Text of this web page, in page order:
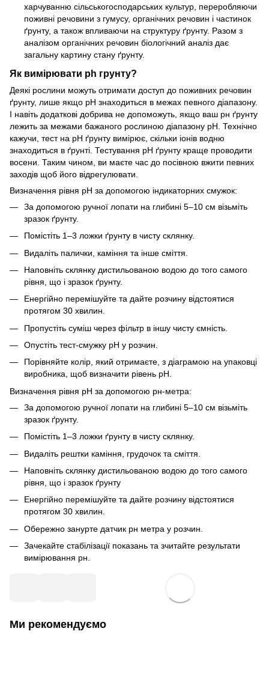
харчуванню сільськогосподарських культур, переробляючи
поживні речовини з гумусу, органічних речовин і частинок
ґрунту, а також впливаючи на структуру ґрунту. Разом з
аналізом органічних речовин біологічний аналіз дає
загальну картину стану ґрунту.
Як вимірювати ph грунту?
Деякі рослини можуть отримати доступ до поживних речовин
ґрунту, лише якщо рН знаходиться в межах певного діапазону.
І навіть додаткові добрива не допоможуть, якщо ваш рн ґрунту
лежить за межами бажаного рослиною діапазону рН. Технічно
кажучи, тест на рН ґрунту вимірює, скільки іонів водню
знаходиться в ґрунті. Тестування рН ґрунту краще проводити
восени. Таким чином, ви маєте час до посівною вжити певних
заходів щоб його відрегулювати.
Визначення рівня рН за допомогою індикаторних смужок:
За допомогою ручної лопати на глибині 5–10 см візьміть
зразок ґрунту.
Помістіть 1–3 ложки ґрунту в чисту склянку.
Видаліть палички, каміння та інше сміття.
Наповніть склянку дистильованою водою до того самого
рівня, що і зразок ґрунту.
Енергійно перемішуйте та дайте розчину відстоятися
протягом 30 хвилин.
Пропустіть суміш через фільтр в іншу чисту ємність.
Опустіть тест-смужку рН у розчин.
Порівняйте колір, який отримаєте, з діаграмою на упаковці
виробника, щоб визначити рівень рН.
Визначення рівня рН за допомогою рн-метра:
За допомогою ручної лопати на глибині 5–10 см візьміть
зразок ґрунту.
Помістіть 1–3 ложки ґрунту в чисту склянку.
Видаліть рештки каміння, грудочок та сміття.
Наповніть склянку дистильованою водою до того самого
рівня, що і зразок ґрунту
Енергійно перемішуйте та дайте розчину відстоятися
протягом 30 хвилин.
Обережно занурте датчик рн метра у розчин.
Зачекайте стабілізації показань та зчитайте результати
вимірювання рн.
Ми рекомендуємо